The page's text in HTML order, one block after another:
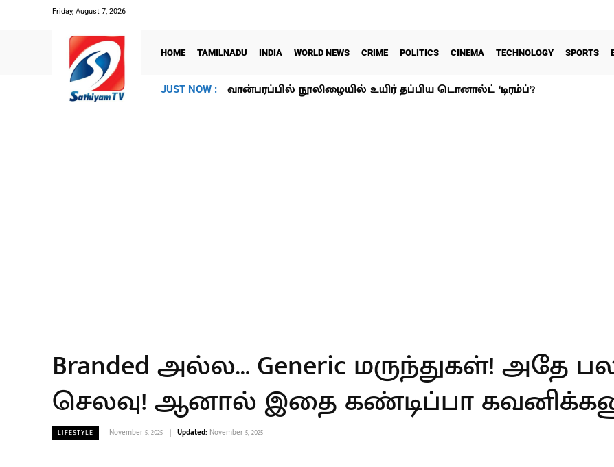
Friday, August 7, 2026
HOME TAMILNADU INDIA WORLD NEWS CRIME POLITICS CINEMA TECHNOLOGY SPORTS
JUST NOW : வான்பரப்பில் நூலிழையில் உயிர் தப்பிய டொனால்ட் ‘டிரம்ப்’?
Branded அல்ல… Generic மருந்துகள்! அதே
செலவு! ஆனால் இதை கண்டிப்பா
LIFESTYLE November 5, 2025 Updated: November 5, 2025